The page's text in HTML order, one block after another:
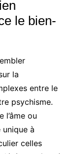
le bien-
la
entre le
psychisme.
l’âme ou
unique à
celles